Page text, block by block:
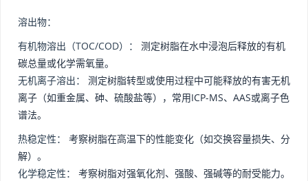
溶出物：
有机物溶出（TOC/COD）：
测定树脂在水中浸泡后释放的有机
碳总量或化学需氧量。
无机离子溶出：
测定树脂转型或使用过程中可能释放的有害无机
离子（如重金属、砷、硫酸盐等），常用ICP-MS、AAS或离子色
谱法。
热稳定性：
考察树脂在高温下的性能变化（如交换容量损失、分
解）。
化学稳定性：
考察树脂对强氧化剂、强酸、强碱等的耐受能力。